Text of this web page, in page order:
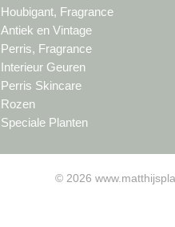
Houbigant, Fragrance
Antiek en Vintage
Perris, Fragrance
Interieur Geuren
Perris Skincare
Rozen
Speciale Planten
© 2026